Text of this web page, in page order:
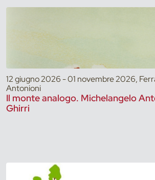
12 giugno 2026 - 01 novembre 2026,
Antonioni
Il monte analogo. Michelangelo
Ghirri